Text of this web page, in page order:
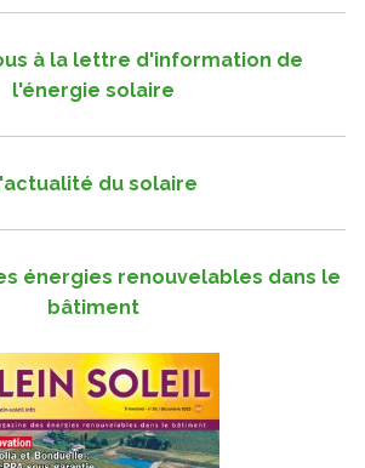
à la lettre d'information de
l'énergie solaire
du solaire
énergies renouvelables dans le
bâtiment